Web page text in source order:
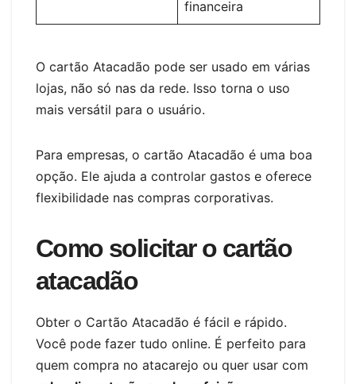
financeira
O cartão Atacadão pode ser usado em várias
lojas, não só nas da rede. Isso torna o uso
mais versátil para o usuário.
Para empresas, o cartão Atacadão é uma boa
opção. Ele ajuda a controlar gastos e oferece
flexibilidade nas compras corporativas.
Como solicitar o cartão
atacadão
Obter o Cartão Atacadão é fácil e rápido.
Você pode fazer tudo online. É perfeito para
quem compra no atacarejo ou quer usar com